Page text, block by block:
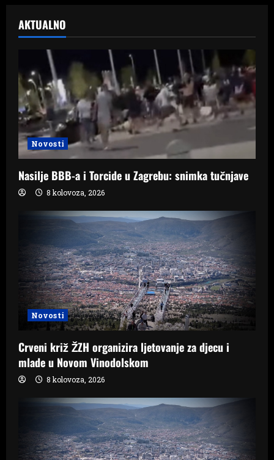
AKTUALNO
Novosti
Nasilje BBB-a i Torcide u Zagrebu: snimka tučnjave
8 kolovoza, 2026
Novosti
Crveni križ ŽZH organizira ljetovanje za djecu i
mlade u Novom Vinodolskom
8 kolovoza, 2026